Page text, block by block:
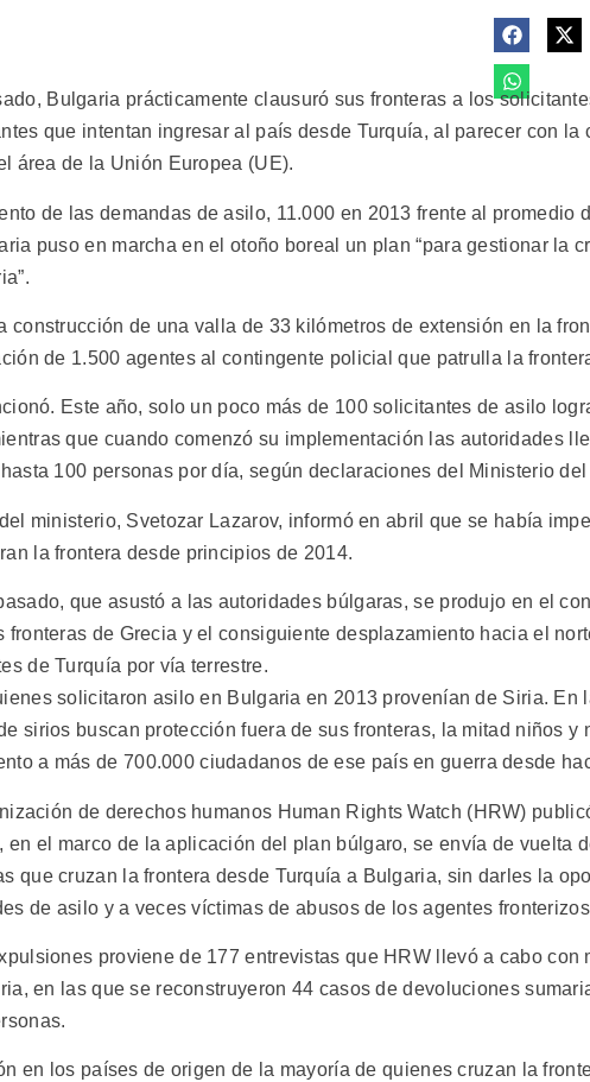
Bulgaria prácticamente clausuró sus fronteras a los
que intentan ingresar al país desde Turquía, al parecer con la
área de la Unión Europea (UE).
de las demandas de asilo, 11.000 en 2013 frente al promedio
puso en marcha en el otoño boreal un plan “para gestionar la
construcción de una valla de 33 kilómetros de extensión en la
de 1.500 agentes al contingente policial que patrulla la
Este año, solo un poco más de 100 solicitantes de asilo
que cuando comenzó su implementación las autoridades
100 personas por día, según declaraciones del Ministerio del
ministerio, Svetozar Lazarov, informó en abril que se había
la frontera desde principios de 2014.
que asustó a las autoridades búlgaras, se produjo en el
fronteras de Grecia y el consiguiente desplazamiento hacia el
de Turquía por vía terrestre.
solicitaron asilo en Bulgaria en 2013 provenían de Siria. En
sirios buscan protección fuera de sus fronteras, la mitad niños y
a más de 700.000 ciudadanos de ese país en guerra desde
de derechos humanos Human Rights Watch (HRW)
en el marco de la aplicación del plan búlgaro, se envía de vuelta
que cruzan la frontera desde Turquía a Bulgaria, sin darles la
de asilo y a veces víctimas de abusos de los agentes
proviene de 177 entrevistas que HRW llevó a cabo con
en las que se reconstruyeron 44 casos de devoluciones
en los países de origen de la mayoría de quienes cruzan la